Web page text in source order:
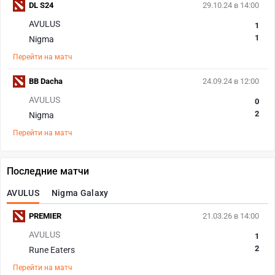
29.10.24 в 14:00
AVULUS
Nigma
1
1
Перейти на матч
DL S24
24.09.24 в 12:00
AVULUS
Nigma
0
2
Перейти на матч
BB Dacha
Последние матчи
AVULUS Nigma Galaxy
21.03.26 в 14:00
AVULUS
Rune Eaters
1
2
Перейти на матч
PREMIER